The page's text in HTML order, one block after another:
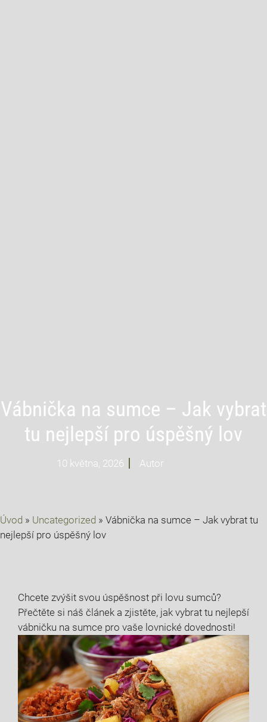
Vábnička na sumce – Jak vybrat
tu nejlepší pro úspěšný lov
10 května, 2026 Autor
Úvod » Uncategorized » Vábnička na sumce – Jak vybrat tu
nejlepší pro úspěšný lov
Chcete zvýšit svou úspěšnost při lovu sumců?
Přečtěte si náš článek a zjistěte, jak vybrat tu nejlepší
vábničku na sumce pro vaše lovnické dovednosti!